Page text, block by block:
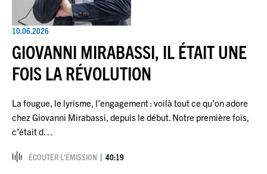
10.06.2026
GIOVANNI MIRABASSI, IL ÉTAIT UNE
FOIS LA RÉVOLUTION
La fougue, le lyrisme, l’engagement : voilà tout ce qu’on adore
chez Giovanni Mirabassi, depuis le début. Notre première fois,
c’était d…
ÉCOUTER L’ÉMISSION 40:19